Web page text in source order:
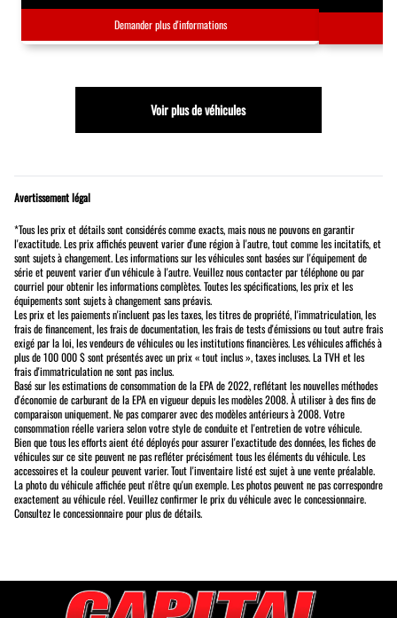
Demander plus d'informations
Voir plus de véhicules
Avertissement légal
*Tous les prix et détails sont considérés comme exacts, mais nous ne pouvons en garantir
l'exactitude. Les prix affichés peuvent varier d'une région à l'autre, tout comme les incitatifs, et
sont sujets à changement. Les informations sur les véhicules sont basées sur l'équipement de
série et peuvent varier d'un véhicule à l'autre. Veuillez nous contacter par téléphone ou par
courriel pour obtenir les informations complètes. Toutes les spécifications, les prix et les
équipements sont sujets à changement sans préavis.
Les prix et les paiements n'incluent pas les taxes, les titres de propriété, l'immatriculation, les
frais de financement, les frais de documentation, les frais de tests d'émissions ou tout autre frais
exigé par la loi, les vendeurs de véhicules ou les institutions financières. Les véhicules affichés à
plus de 100 000 $ sont présentés avec un prix « tout inclus », taxes incluses. La TVH et les
frais d'immatriculation ne sont pas inclus.
Basé sur les estimations de consommation de la EPA de 2022, reflétant les nouvelles méthodes
d'économie de carburant de la EPA en vigueur depuis les modèles 2008. À utiliser à des fins de
comparaison uniquement. Ne pas comparer avec des modèles antérieurs à 2008. Votre
consommation réelle variera selon votre style de conduite et l'entretien de votre véhicule.
Bien que tous les efforts aient été déployés pour assurer l'exactitude des données, les fiches de
véhicules sur ce site peuvent ne pas refléter précisément tous les éléments du véhicule. Les
accessoires et la couleur peuvent varier. Tout l'inventaire listé est sujet à une vente préalable.
La photo du véhicule affichée peut n'être qu'un exemple. Les photos peuvent ne pas correspondre
exactement au véhicule réel. Veuillez confirmer le prix du véhicule avec le concessionnaire.
Consultez le concessionnaire pour plus de détails.